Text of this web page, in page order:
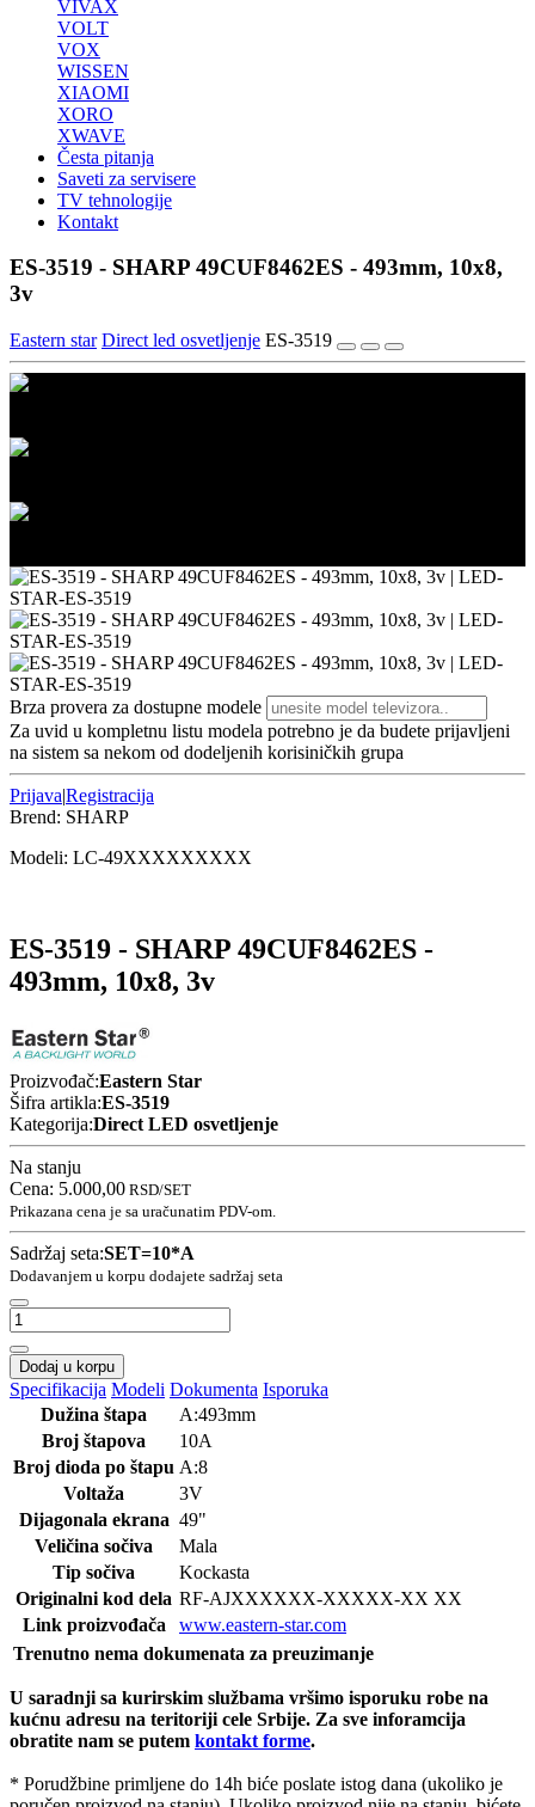
VIVAX
VOLT
VOX
WISSEN
XIAOMI
XORO
XWAVE
Česta pitanja
Saveti za servisere
TV tehnologije
Kontakt
ES-3519 - SHARP 49CUF8462ES - 493mm, 10x8,
3v
Eastern star Direct led osvetljenje ES-3519
Brza provera za dostupne modele
Za uvid u kompletnu listu modela potrebno je da budete prijavljeni
na sistem sa nekom od dodeljenih korisiničkih grupa
Prijava|Registracija
Brend: SHARP
Modeli: LC-49XXXXXXXXX
ES-3519 - SHARP 49CUF8462ES -
493mm, 10x8, 3v
Proizvođač:Eastern Star
Šifra artikla:ES-3519
Kategorija:Direct LED osvetljenje
Na stanju
Cena: 5.000,00 RSD/SET
Prikazana cena je sa uračunatim PDV-om.
Sadržaj seta:SET=10*A
Dodavanjem u korpu dodajete sadržaj seta
Dodaj u korpu
Specifikacija Modeli Dokumenta Isporuka
Dužina štapa
A:493mm
Broj štapova
10A
Broj dioda po štapu A:8
Voltaža
3V
Dijagonala ekrana 49"
Veličina sočiva
Mala
Tip sočiva
Kockasta
Originalni kod dela RF-AJXXXXXX-XXXXX-XX XX
Link proizvođača
www.eastern-star.com
Trenutno nema dokumenata za preuzimanje
U saradnji sa kurirskim službama vršimo isporuku robe na
kućnu adresu na teritoriji cele Srbije. Za sve inforamcija
obratite nam se putem kontakt forme.
* Porudžbine primljene do 14h biće poslate istog dana (ukoliko je